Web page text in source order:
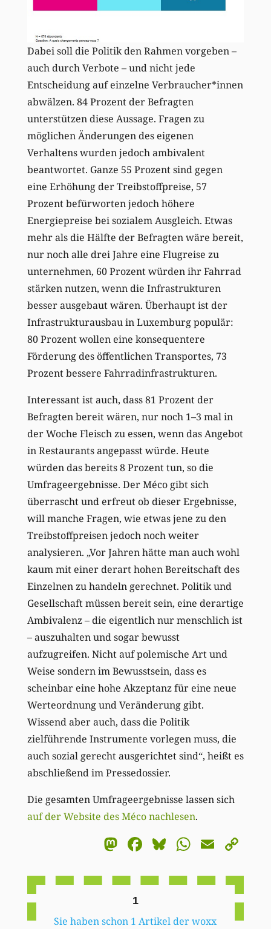
Dabei soll die Politik den Rahmen vorgeben –
auch durch Verbote – und nicht jede
Entscheidung auf einzelne Verbraucher*innen
abwälzen. 84 Prozent der Befragten
unterstützen diese Aussage. Fragen zu
möglichen Änderungen des eigenen
Verhaltens wurden jedoch ambivalent
beantwortet. Ganze 55 Prozent sind gegen
eine Erhöhung der Treibstoffpreise, 57
Prozent befürworten jedoch höhere
Energiepreise bei sozialem Ausgleich. Etwas
mehr als die Hälfte der Befragten wäre bereit,
nur noch alle drei Jahre eine Flugreise zu
unternehmen, 60 Prozent würden ihr Fahrrad
stärken nutzen, wenn die Infrastrukturen
besser ausgebaut wären. Überhaupt ist der
Infrastrukturausbau in Luxemburg populär:
80 Prozent wollen eine konsequentere
Förderung des öffentlichen Transportes, 73
Prozent bessere Fahrradinfrastrukturen.
Interessant ist auch, dass 81 Prozent der
Befragten bereit wären, nur noch 1–3 mal in
der Woche Fleisch zu essen, wenn das Angebot
in Restaurants angepasst würde. Heute
würden das bereits 8 Prozent tun, so die
Umfrageergebnisse. Der Méco gibt sich
überrascht und erfreut ob dieser Ergebnisse,
will manche Fragen, wie etwas jene zu den
Treibstoffpreisen jedoch noch weiter
analysieren. „Vor Jahren hätte man auch wohl
kaum mit einer derart hohen Bereitschaft des
Einzelnen zu handeln gerechnet. Politik und
Gesellschaft müssen bereit sein, eine derartige
Ambivalenz – die eigentlich nur menschlich ist
– auszuhalten und sogar bewusst
aufzugreifen. Nicht auf polemische Art und
Weise sondern im Bewusstsein, dass es
scheinbar eine hohe Akzeptanz für eine neue
Werteordnung und Veränderung gibt.
Wissend aber auch, dass die Politik
zielführende Instrumente vorlegen muss, die
auch sozial gerecht ausgerichtet sind“, heißt es
abschließend im Pressedossier.
Die gesamten Umfrageergebnisse lassen sich
auf der Website des Méco nachlesen.
Mastodon
Facebook
BlueskyEmail
1
Sie haben schon 1 Artikel der woxx